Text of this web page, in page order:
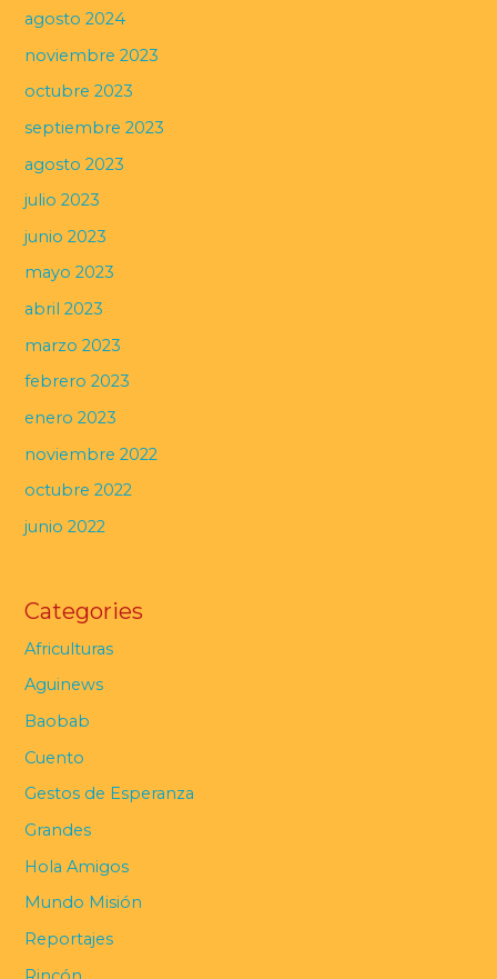
agosto 2024
noviembre 2023
octubre 2023
septiembre 2023
agosto 2023
julio 2023
junio 2023
mayo 2023
abril 2023
marzo 2023
febrero 2023
enero 2023
noviembre 2022
octubre 2022
junio 2022
Categories
Africulturas
Aguinews
Baobab
Cuento
Gestos de Esperanza
Grandes
Hola Amigos
Mundo Misión
Reportajes